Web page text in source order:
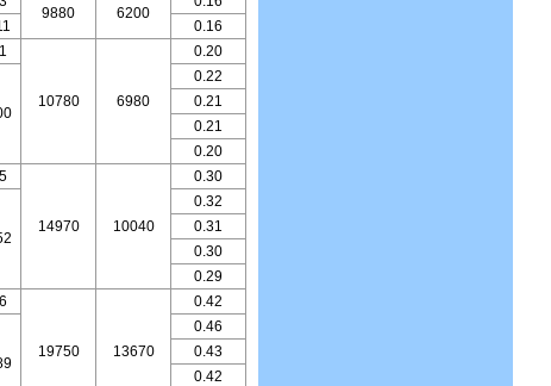
9880 6200
0.16
10780 6980
0.20
0.22
0.21
0.21
0.20
14970 10040
0.30
0.32
0.31
0.30
0.29
19750 13670
0.42
0.46
0.43
0.42